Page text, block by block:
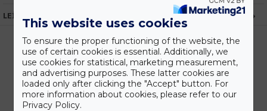
LEÍRÁS
Kedvezmények
Vásárolj nagyobb mennyiségben és megadjuk a legjobb gyártói árakat.
This website uses cookies
To ensure the proper functioning of the website, the
use of certain cookies is essential. Additionally, we
use cookies for statistical, marketing measurement,
and advertising purposes. These latter cookies are
loaded only after clicking the "Accept" button. For
more information about cookies, please refer to our
Privacy Policy.